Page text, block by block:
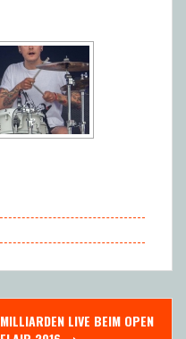
MILLIARDEN LIVE BEIM OPEN